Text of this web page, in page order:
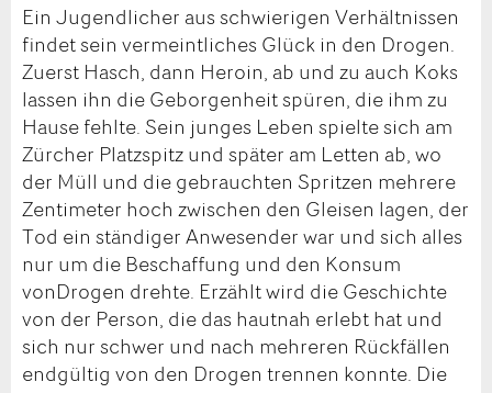
Ein Jugendlicher aus schwierigen Verhältnissen
findet sein vermeintliches Glück in den Drogen.
Zuerst Hasch, dann Heroin, ab und zu auch Koks
lassen ihn die Geborgenheit spüren, die ihm zu
Hause fehlte. Sein junges Leben spielte sich am
Zürcher Platzspitz und später am Letten ab, wo
der Müll und die gebrauchten Spritzen mehrere
Zentimeter hoch zwischen den Gleisen lagen, der
Tod ein ständiger Anwesender war und sich alles
nur um die Beschaffung und den Konsum
vonDrogen drehte. Erzählt wird die Geschichte
von der Person, die das hautnah erlebt hat und
sich nur schwer und nach mehreren Rückfällen
endgültig von den Drogen trennen konnte. Die